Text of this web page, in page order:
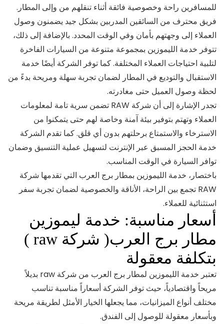
للمسافرين راحة وخصوصية فائقة أثناء تنقلهم من وإلى المطار.
فريق محترف من السائقين المدربين بشكل جيد يضمنون وصول
العملاء إلى وجهتهم بأمان وفي الوقت المحدد. بالإضافة إلى ذلك،
تتوفر خدمة الليموزين بمجموعة متنوعة من السيارات الفاخرة
لتلبية احتياجات العملاء المختلفة. كما توفر الشركة أيضًا خدمة
الاستقبال والتوديع في المطار لضمان تجربة سهلة ومريحة بدءً من
لحظة وصول العميل حتى مغادرته.
تجدر الإشارة إلى أن شركة RAW تضمن سرية تامة لمعلومات
العملاء وتهتم بتوفير بيئة آمنة وخاصة لهم حتى يتمكنوا من
الاسترخاء والاستمتاع برحلتهم بدون أي قلق. كما تقدم الشركة
خدمة الحجز المسبق عبر الإنترنت لتسهيل عملية التنسيق وضمان
توافر السيارة في الوقت المناسب.
باختصار، خدمة الليموزين بمطار برج العرب التي تقدمها شركة
RAW تجمع بين الراحة، الأناقة والخصوصية لضمان تجربة سفر
استثنائية للعملاء.
أسعار مناسبة: خدمة ليموزين
مطار برج العرب( شركة raw )
بتكلفة معقولة
تعتبر خدمة الليموزين لمطار برج العرب من شركة raw بديلاً
مريحاً واقتصادياً، حيث توفر الشركة أسعاراً مناسبة تناسب
مختلف أنواع الميزانيات، مما يجعلها الخيار الأمثل لطريقة مريحة
وبأسعار معقولة للوصول إلى الفندق.